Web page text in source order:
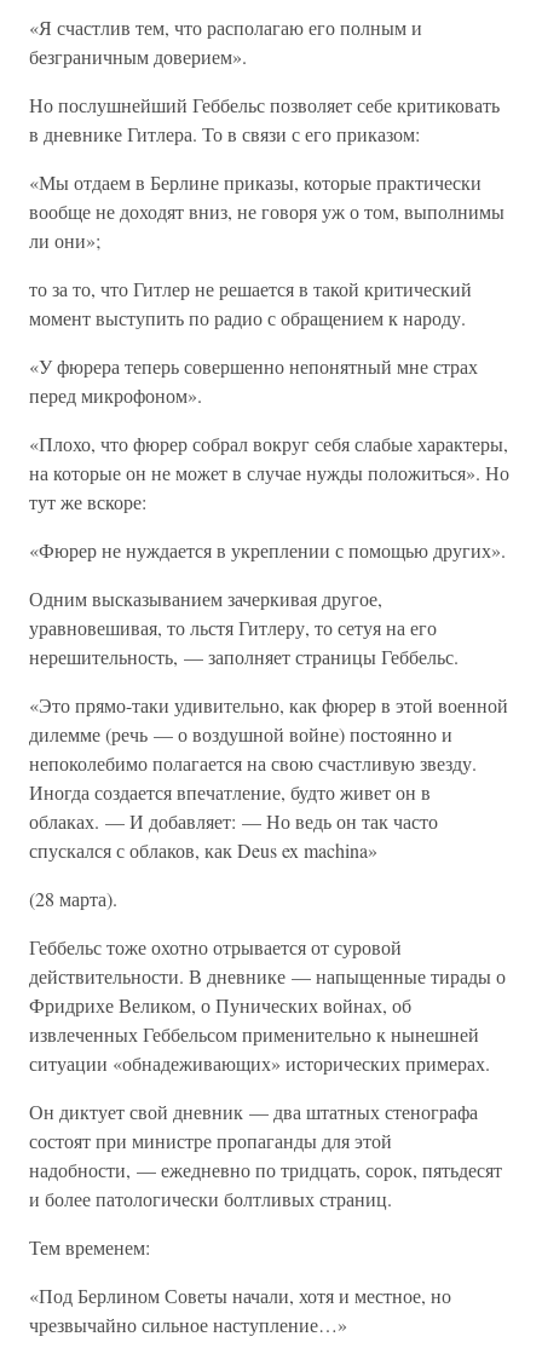
«Я счастлив тем, что располагаю его полным и
безграничным доверием».
Но послушнейший Геббельс позволяет себе критиковать
в дневнике Гитлера. То в связи с его приказом:
«Мы отдаем в Берлине приказы, которые практически
вообще не доходят вниз, не говоря уж о том, выполнимы
ли они»;
то за то, что Гитлер не решается в такой критический
момент выступить по радио с обращением к народу.
«У фюрера теперь совершенно непонятный мне страх
перед микрофоном».
«Плохо, что фюрер собрал вокруг себя слабые характеры,
на которые он не может в случае нужды положиться». Но
тут же вскоре:
«Фюрер не нуждается в укреплении с помощью других».
Одним высказыванием зачеркивая другое,
уравновешивая, то льстя Гитлеру, то сетуя на его
нерешительность, — заполняет страницы Геббельс.
«Это прямо-таки удивительно, как фюрер в этой военной
дилемме (речь — о воздушной войне) постоянно и
непоколебимо полагается на свою счастливую звезду.
Иногда создается впечатление, будто живет он в
облаках. — И добавляет: — Но ведь он так часто
спускался с облаков, как Deus ex machina»
(28 марта).
Геббельс тоже охотно отрывается от суровой
действительности. В дневнике — напыщенные тирады о
Фридрихе Великом, о Пунических войнах, об
извлеченных Геббельсом применительно к нынешней
ситуации «обнадеживающих» исторических примерах.
Он диктует свой дневник — два штатных стенографа
состоят при министре пропаганды для этой
надобности, — ежедневно по тридцать, сорок, пятьдесят
и более патологически болтливых страниц.
Тем временем:
«Под Берлином Советы начали, хотя и местное, но
чрезвычайно сильное наступление…»